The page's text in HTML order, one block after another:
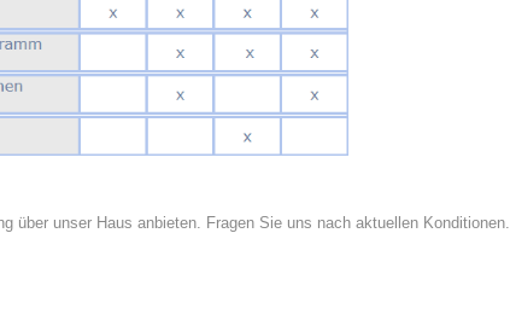
über unser Haus anbieten. Fragen Sie uns nach aktuellen Konditionen.